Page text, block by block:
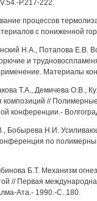
P.217-222.
процессов
с пониженной
Н.А., Потапова Е.В.
и
Материалы
Т.А., Демичева О.В.,
композиций //
конференции.-
Бобырева Н.И.
по
Б.Т. Механизм
// Первая
Ата.- 1990.-С. 180.